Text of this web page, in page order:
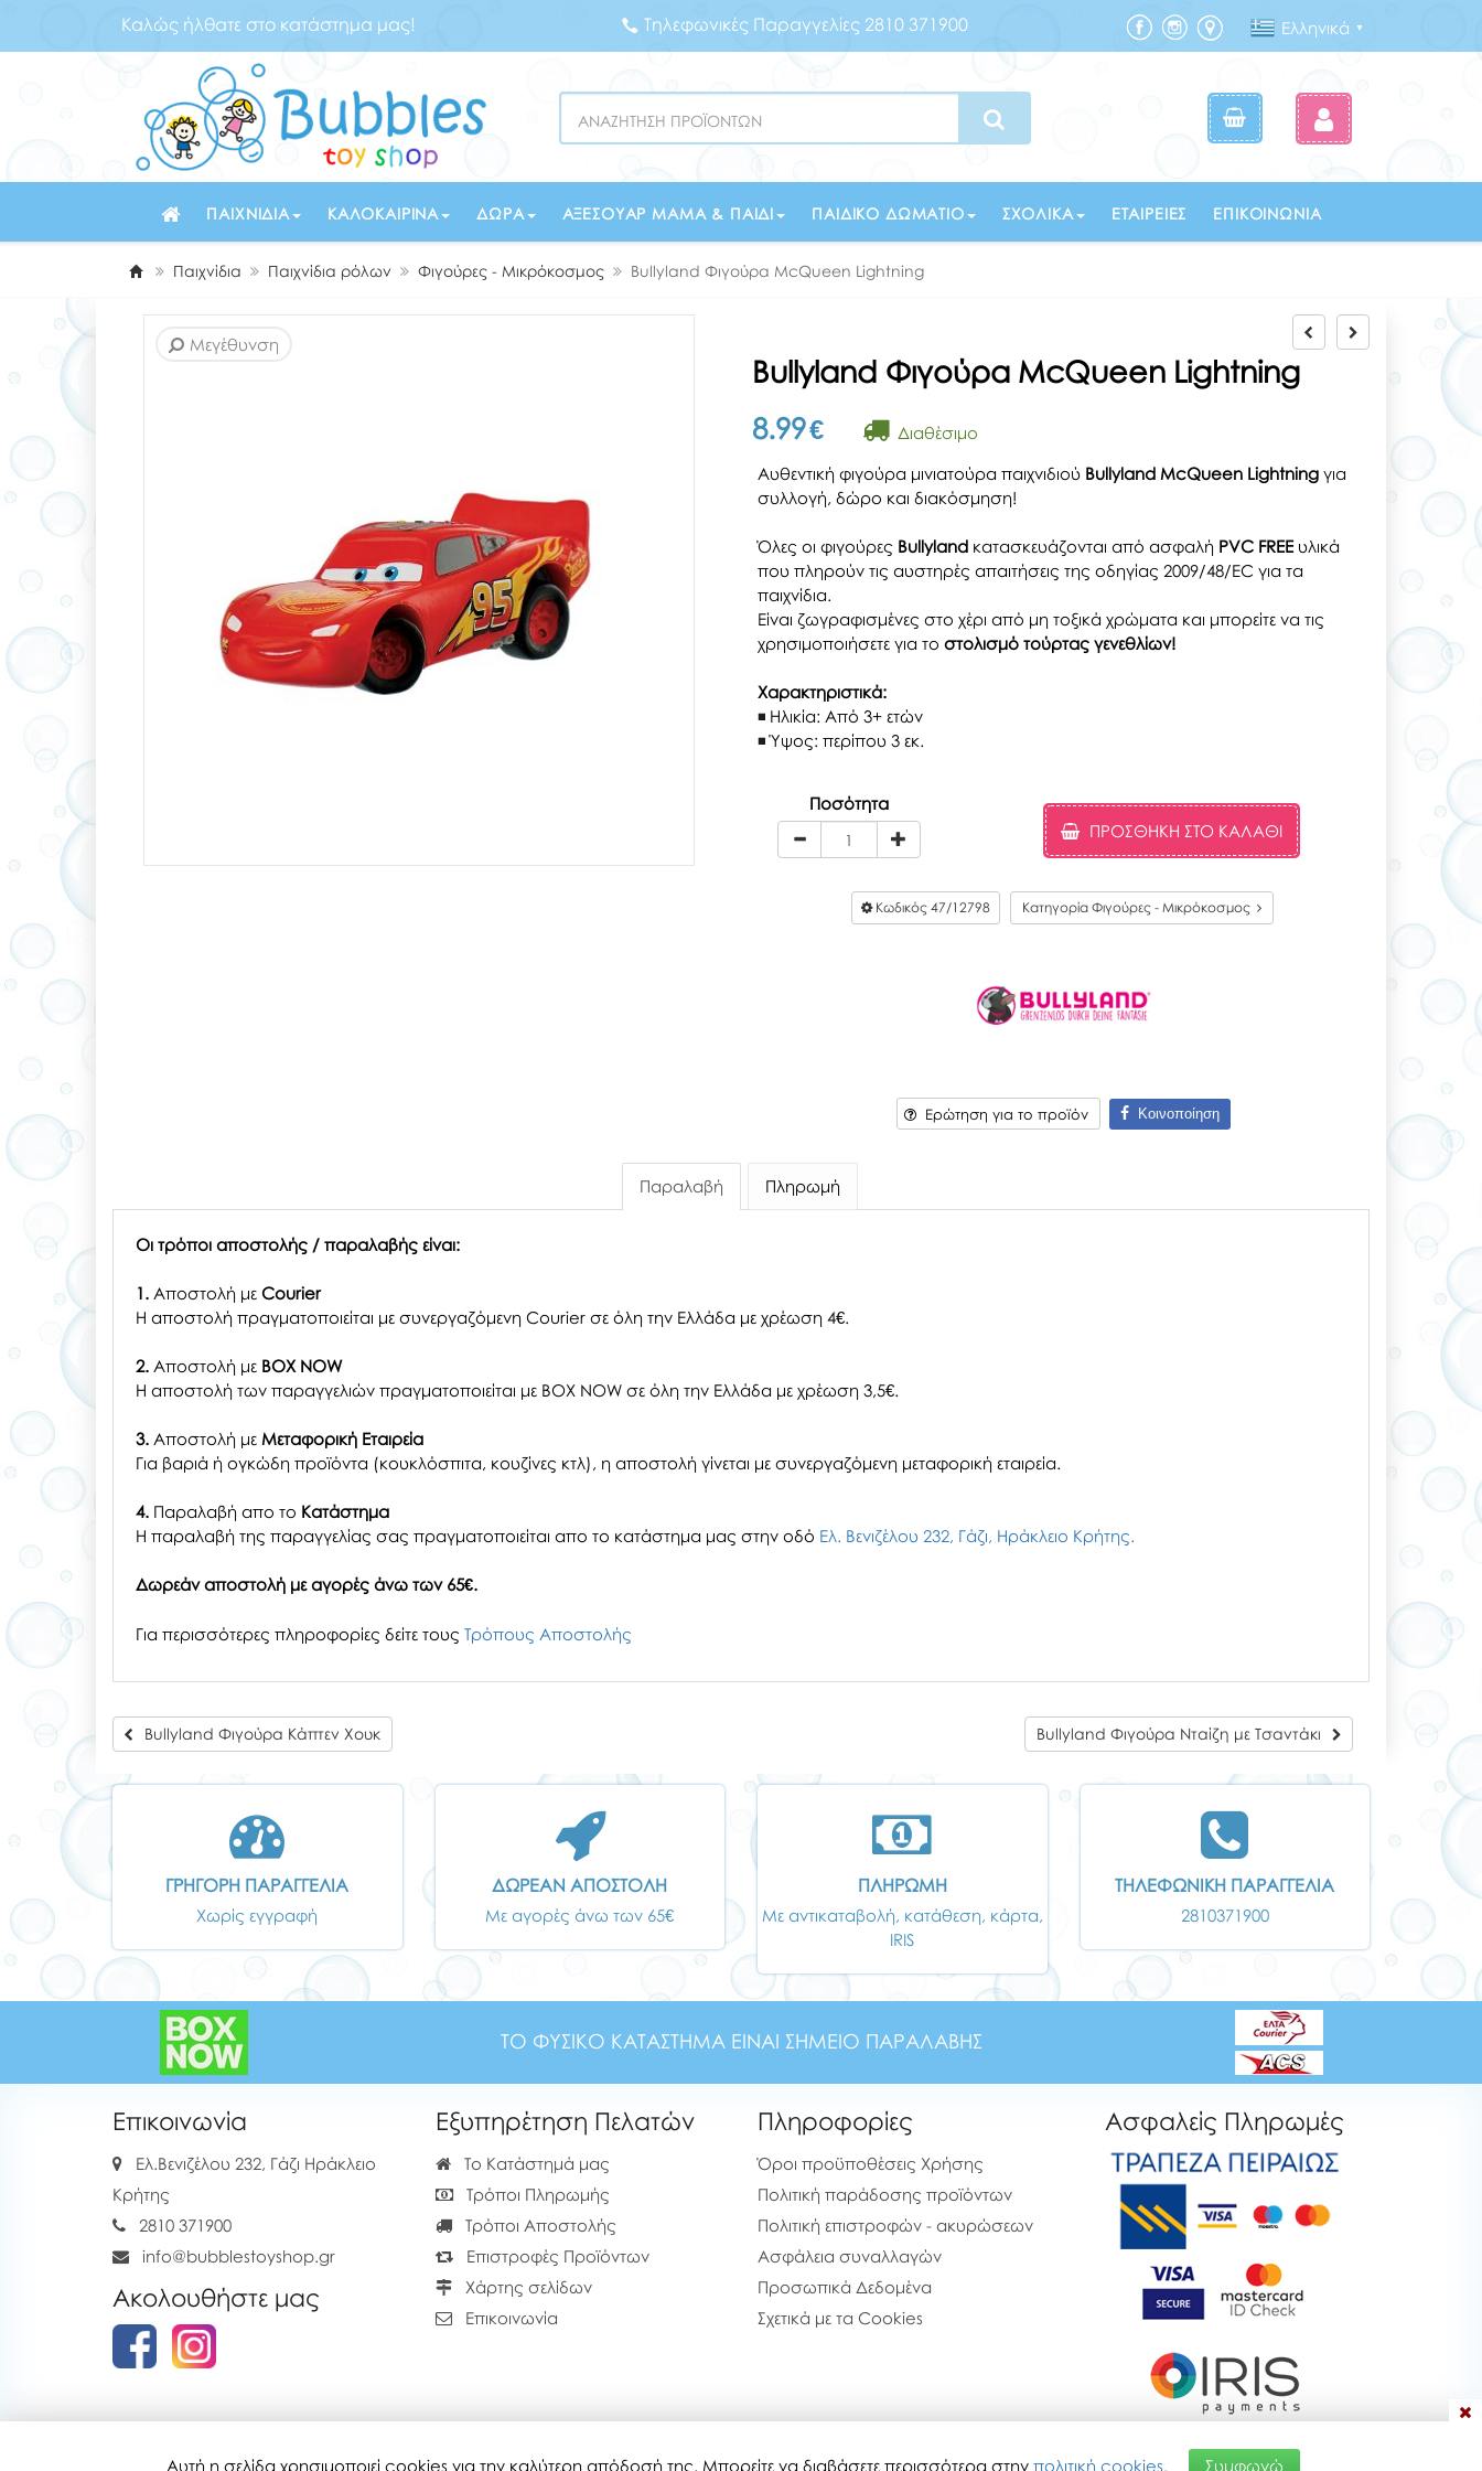
Καλώς ήλθατε στο κατάστημα μας! Τηλεφωνικές Παραγγελίες 2810 371900 Ελληνικά ▼
ΠΑΙΧΝΊΔΙΑ ΚΑΛΟΚΑΙΡΙΝΆ ΔΏΡΑ ΑΞΕΣΟΥΆΡ ΜΑΜΆ & ΠΑΙΔΊ ΠΑΙΔΙΚΌ ΔΩΜΆΤΙΟ ΣΧΟΛΙΚΆ ΕΤΑΙΡΕΊΕΣ ΕΠΙΚΟΙΝΩΝΊΑ
Παιχνίδια Παιχνίδια ρόλων Φιγούρες - Μικρόκοσμος Bullyland Φιγούρα McQueen Lightning
Μεγέθυνση
Bullyland Φιγούρα McQueen Lightning
8.99€ Διαθέσιμο
Αυθεντική φιγούρα μινιατούρα παιχνιδιού Bullyland McQueen Lightning για
συλλογή, δώρο και διακόσμηση!
Όλες οι φιγούρες Bullyland κατασκευάζονται από ασφαλή PVC FREEυλικά
που πληρούν τις αυστηρές απαιτήσεις της οδηγίας 2009/48/EC για τα
παιχνίδια.
Είναι ζωγραφισμένες στο χέρι από μη τοξικά χρώματα και μπορείτε να τις
χρησιμοποιήσετε για το στολισμό τούρτας γενεθλίων!
Χαρακτηριστικά:
Ηλικία: Από 3+ ετών
Ύψος: περίπου 3 εκ.
Ποσότητα
ΠΡΟΣΘΉΚΗ ΣΤΟ ΚΑΛΆΘΙ
Κωδικός 47/12798 Κατηγορία Φιγούρες - Μικρόκοσμος
Ερώτηση για το προϊόν Κοινοποίηση
Παραλαβή Πληρωμή
Οι τρόποι αποστολής / παραλαβής είναι:
1. Αποστολή με Courier
Η αποστολή πραγματοποιείται με συνεργαζόμενη Courier σε όλη την Ελλάδα με χρέωση 4€.
2. Αποστολή με BOX NOW
Η αποστολή των παραγγελιών πραγματοποιείται με BOX NOW σε όλη την Ελλάδα με χρέωση 3,5€.
3. Αποστολή με Μεταφορική Εταιρεία
Για βαριά ή ογκώδη προϊόντα (κουκλόσπιτα, κουζίνες κτλ), η αποστολή γίνεται με συνεργαζόμενη μεταφορική εταιρεία.
4. Παραλαβή απο το Κατάστημα
H παραλαβή της παραγγελίας σας πραγματοποιείται απο το κατάστημα μας στην οδό Ελ. Βενιζέλου 232, Γάζι, Ηράκλειο Κρήτης.
Δωρεάν αποστολή με αγορές άνω των 65€.
Για περισσότερες πληροφορίες δείτε τους Τρόπους Αποστολής
Bullyland Φιγούρα Κάπτεν Χουκ Bullyland Φιγούρα Νταίζη με Τσαντάκι
ΓΡΗΓΟΡΗ ΠΑΡΑΓΓΕΛΙΑ
Χωρίς εγγραφή
ΔΩΡΕΑΝ ΑΠΟΣΤΟΛΗ
Με αγορές άνω των 65€
ΠΛΗΡΩΜΗ
Με αντικαταβολή, κατάθεση, κάρτα,
IRIS
ΤΗΛΕΦΩΝΙΚΗ ΠΑΡΑΓΓΕΛΙΑ
2810371900
ΤΟ ΦΥΣΙΚΟ ΚΑΤΑΣΤΗΜΑ ΕΙΝΑΙ ΣΗΜΕΙΟ ΠΑΡΑΛΑΒΗΣ
Επικοινωνία
Ελ.Βενιζέλου 232, Γάζι Ηράκλειο
Κρήτης
2810 371900
info@bubblestoyshop.gr
Ακολουθήστε μας
Εξυπηρέτηση Πελατών
Το Κατάστημά μας
Τρόποι Πληρωμής
Τρόποι Αποστολής
Επιστροφές Προϊόντων
Χάρτης σελίδων
Επικοινωνία
Πληροφορίες
Όροι προϋποθέσεις Χρήσης
Πολιτική παράδοσης προϊόντων
Πολιτική επιστροφών - ακυρώσεων
Ασφάλεια συναλλαγών
Προσωπικά Δεδομένα
Σχετικά με τα Cookies
Ασφαλείς Πληρωμές
bubblestoyshop.gr © 2020-2026 Τελευταία ενημέρωση : 08-08-2026 01:15
Αυτή η σελίδα χρησιμοποιεί cookies για την καλύτερη απόδοσή της. Μπορείτε να διαβάσετε περισσότερα στην πολιτική cookies. Συμφωνώ